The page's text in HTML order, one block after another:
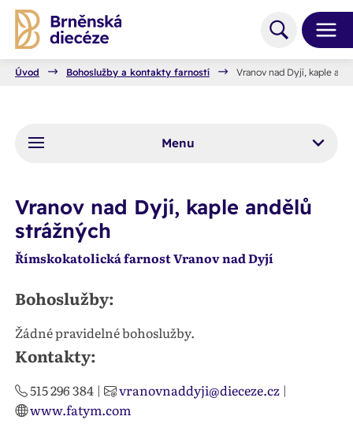
Úvod Bohoslužby a kontakty farností Vranov nad Dyjí, kaple
Menu
Vranov nad Dyjí, kaple andělů
strážných
Římskokatolická farnost Vranov nad Dyjí
Bohoslužby:
Žádné pravidelné bohoslužby.
Kontakty:
515 296 384 | vranovnaddyji@dieceze.cz |
www.fatym.com